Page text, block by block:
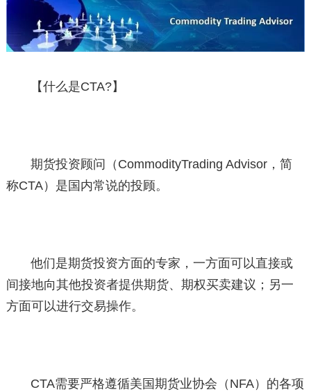
【什么是CTA?】
期货投资顾问（CommodityTrading Advisor，简
称CTA）是国内常说的投顾。
他们是期货投资方面的专家，一方面可以直接或
间接地向其他投资者提供期货、期权买卖建议；另一
方面可以进行交易操作。
CTA需要严格遵循美国期货业协会（NFA）的各项